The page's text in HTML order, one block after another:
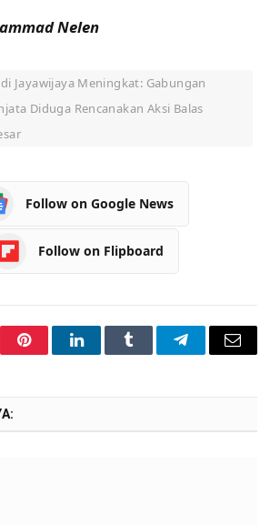
Nelen
Jayawijaya Meningkat: Gabungan
Diduga Rencanakan Aksi Balas
Follow on Google News
Follow on Flipboard
PinterestLinkedInTumblr TelegramEmail